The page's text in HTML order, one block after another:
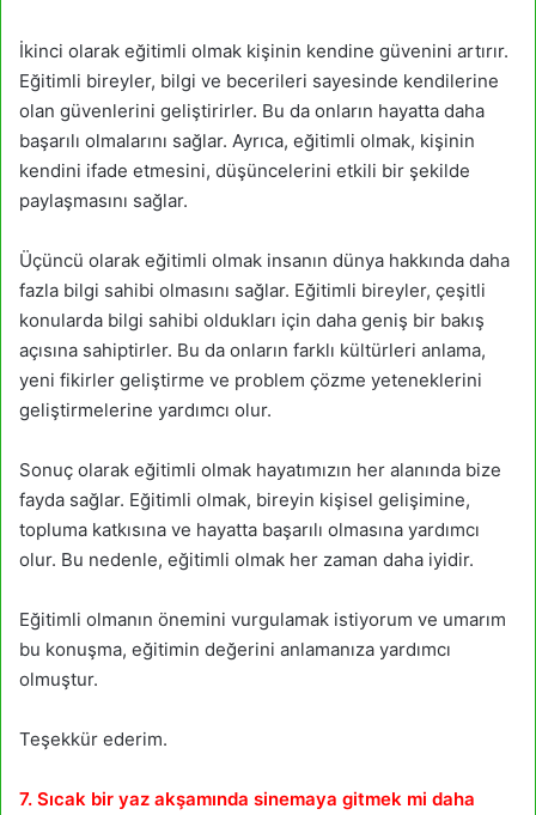
İkinci olarak eğitimli olmak kişinin kendine güvenini artırır.
Eğitimli bireyler, bilgi ve becerileri sayesinde kendilerine
olan güvenlerini geliştirirler. Bu da onların hayatta daha
başarılı olmalarını sağlar. Ayrıca, eğitimli olmak, kişinin
kendini ifade etmesini, düşüncelerini etkili bir şekilde
paylaşmasını sağlar.
Üçüncü olarak eğitimli olmak insanın dünya hakkında daha
fazla bilgi sahibi olmasını sağlar. Eğitimli bireyler, çeşitli
konularda bilgi sahibi oldukları için daha geniş bir bakış
açısına sahiptirler. Bu da onların farklı kültürleri anlama,
yeni fikirler geliştirme ve problem çözme yeteneklerini
geliştirmelerine yardımcı olur.
Sonuç olarak eğitimli olmak hayatımızın her alanında bize
fayda sağlar. Eğitimli olmak, bireyin kişisel gelişimine,
topluma katkısına ve hayatta başarılı olmasına yardımcı
olur. Bu nedenle, eğitimli olmak her zaman daha iyidir.
Eğitimli olmanın önemini vurgulamak istiyorum ve umarım
bu konuşma, eğitimin değerini anlamanıza yardımcı
olmuştur.
Teşekkür ederim.
7. Sıcak bir yaz akşamında sinemaya gitmek mi daha